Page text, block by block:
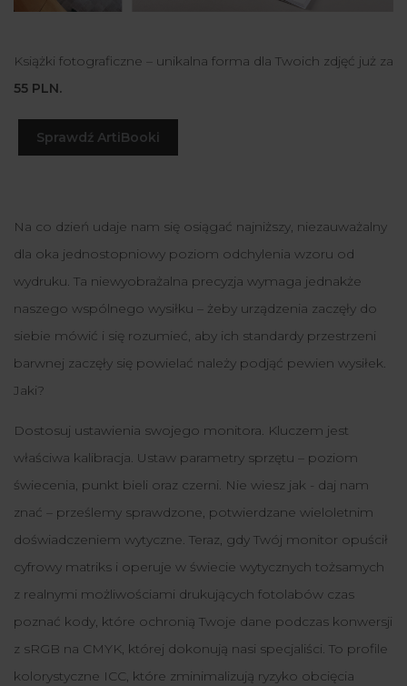
Książki fotograficzne – unikalna forma dla Twoich zdjęć już za
55 PLN.
Sprawdź ArtiBooki
Na co dzień udaje nam się osiągać najniższy, niezauważalny
dla oka jednostopniowy poziom odchylenia wzoru od
wydruku. Ta niewyobrażalna precyzja wymaga jednakże
naszego wspólnego wysiłku – żeby urządzenia zaczęły do
siebie mówić i się rozumieć, aby ich standardy przestrzeni
barwnej zaczęły się powielać należy podjąć pewien wysiłek.
Jaki?
Dostosuj ustawienia swojego monitora. Kluczem jest
właściwa kalibracja. Ustaw parametry sprzętu – poziom
świecenia, punkt bieli oraz czerni. Nie wiesz jak - daj nam
znać – prześlemy sprawdzone, potwierdzane wieloletnim
doświadczeniem wytyczne. Teraz, gdy Twój monitor opuścił
cyfrowy matriks i operuje w świecie wytycznych tożsamych
z realnymi możliwościami drukujących fotolabów czas
poznać kody, które ochronią Twoje dane podczas konwersji
z sRGB na CMYK, której dokonują nasi specjaliści. To profile
kolorystyczne ICC, które zminimalizują ryzyko obcięcia